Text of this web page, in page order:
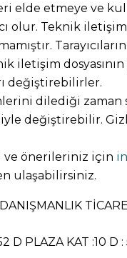
elde etmeye ve
Teknik iletişim
iletişim
değiştirebilirler.
dilediği
değiştirebilir.
önerileriniz için
ulaşabilirsiniz.
D PLAZA KAT :10 D